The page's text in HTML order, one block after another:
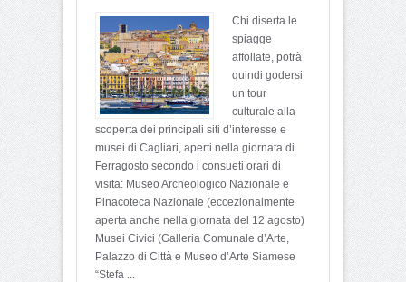
Chi diserta le
spiagge
affollate, potrà
quindi godersi
un tour
culturale alla
scoperta dei principali siti d’interesse e
musei di Cagliari, aperti nella giornata di
Ferragosto secondo i consueti orari di
visita: Museo Archeologico Nazionale e
Pinacoteca Nazionale (eccezionalmente
aperta anche nella giornata del 12 agosto)
Musei Civici (Galleria Comunale d’Arte,
Palazzo di Città e Museo d’Arte Siamese
“Stefa ...